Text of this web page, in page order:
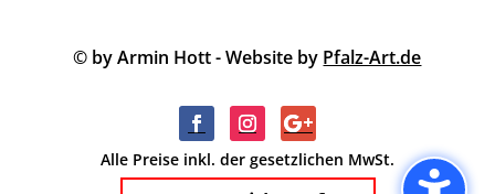
© by Armin Hott - Website by Pfalz-Art.de
Alle Preise inkl. der gesetzlichen MwSt.